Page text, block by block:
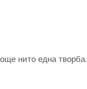
нито една творба.